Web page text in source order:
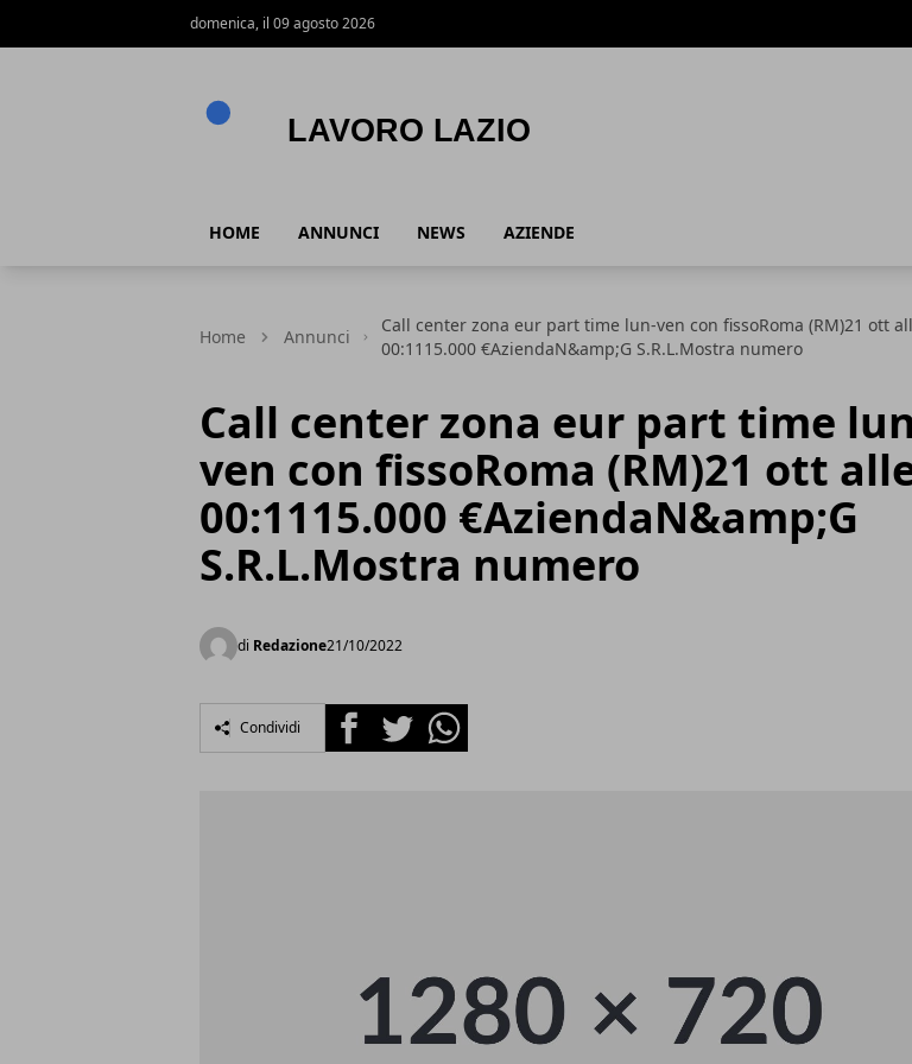
domenica, il 09 agosto 2026
HOME ANNUNCI NEWS AZIENDE
Home Annunci
Call center zona eur part time lun-ven con fissoRoma (RM)21 ott
00:1115.000 €AziendaN&amp;G S.R.L.Mostra numero
Call center zona eur part time
ven con fissoRoma (RM)21 ott
00:1115.000 €AziendaN&amp;G
S.R.L.Mostra numero
di Redazione21/10/2022
Condividi FacebookTwitterWhatsapp